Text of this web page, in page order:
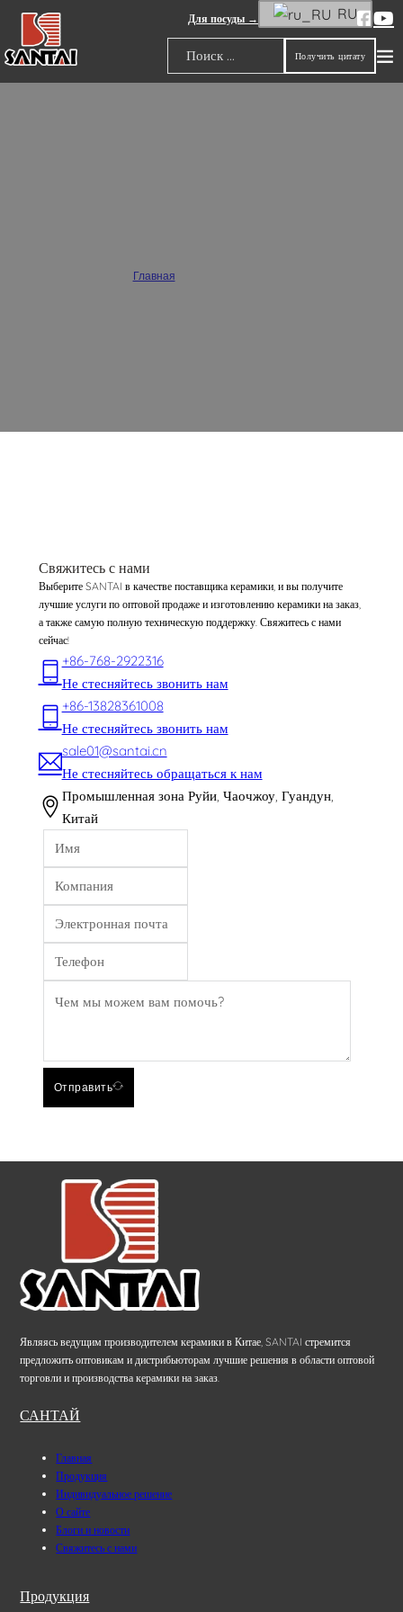
Для посуды → RU
Поиск
Получить цитату
Главная
Свяжитесь с нами
Выберите SANTAI в качестве поставщика керамики, и вы получите
лучшие услуги по оптовой продаже и изготовлению керамики на заказ,
а также самую полную техническую поддержку. Свяжитесь с нами
сейчас!
+86-768-2922316
Не стесняйтесь звонить нам
+86-13828361008
Не стесняйтесь звонить нам
sale01@santai.cn
Не стесняйтесь обращаться к нам
Промышленная зона Руйи, Чаочжоу, Гуандун,
Китай
Отправить
Являясь ведущим производителем керамики в Китае, SANTAI стремится
предложить оптовикам и дистрибьюторам лучшие решения в области оптовой
торговли и производства керамики на заказ.
САНТАЙ
Главная
Продукция
Индивидуальное решение
О сайте
Блоги и новости
Свяжитесь с нами
Продукция